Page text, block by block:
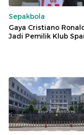
Sepakbola
Gaya Cristiano
Jadi Pemilik Klub